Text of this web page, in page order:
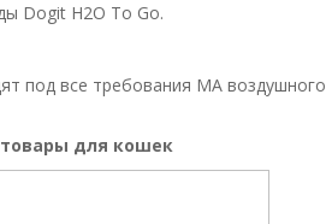
Dogit H2O To Go.
под все требования МА воздушного
для кошек